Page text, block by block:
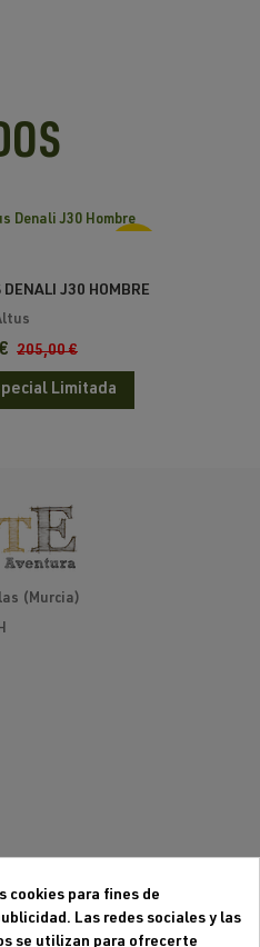
DENALI J30 HOMBRE
205,00 €
Limitada
(Murcia)
cookies para fines de
Las redes sociales y las
se utilizan para ofrecerte